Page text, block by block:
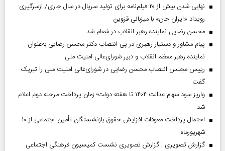
نهایی شدن بیش از ۲۰ فیلم‌نامه برای تولید سریال در سال جاری/ ازسرگیری
رویداد «ایران جان» با میزبانی قزوین
محسن رضایی نماینده رهبر انقلاب در شعام شد
پیام مشاور و دستیار رهبری در پی انتصاب دکتر محسن رضایی به‌عنوان
نماینده رهبر معظم انقلاب و دبیر شورای‌عالی امنیت ملی
رییس مجلس انتصاب محسن رضایی در شورای‌عالی امنیت ملی را تبریک
گفت
واریز سود سهام عدالت ۱۴۰۴ تا هفته دولت؛ زمان پرداخت مرحله دوم اعلام
شد
احتمال پرداخت معوقات افزایش حقوق بازنشستگان تأمین اجتماعی از ۱۰
شهریورماه
گزارش تصویری | گزارش تصویری نشست کمیسیون فرهنگی اجتماعی